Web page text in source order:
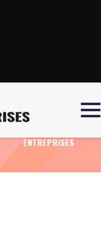
TOUTE
ENTREPRISES